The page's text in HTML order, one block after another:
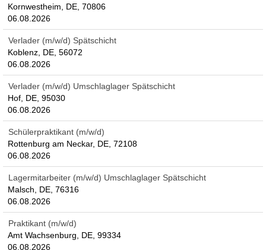
Kornwestheim, DE, 70806
06.08.2026
Verlader (m/w/d) Spätschicht
Koblenz, DE, 56072
06.08.2026
Verlader (m/w/d) Umschlaglager Spätschicht
Hof, DE, 95030
06.08.2026
Schülerpraktikant (m/w/d)
Rottenburg am Neckar, DE, 72108
06.08.2026
Lagermitarbeiter (m/w/d) Umschlaglager Spätschicht
Malsch, DE, 76316
06.08.2026
Praktikant (m/w/d)
Amt Wachsenburg, DE, 99334
06.08.2026